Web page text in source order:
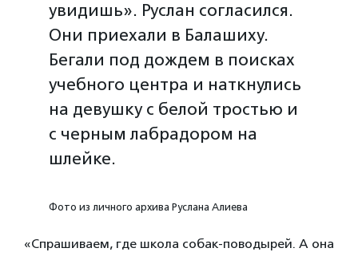
увидишь». Руслан согласился.
Они приехали в Балашиху.
Бегали под дождем в поисках
учебного центра и наткнулись
на девушку с белой тростью и
с черным лабрадором на
шлейке.
Фото из личного архива Руслана Алиева
«Спрашиваем, где школа собак-поводырей. А она